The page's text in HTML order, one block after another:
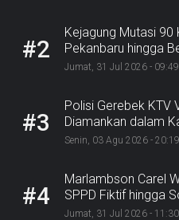
#2
Kejagung Mutasi 90
Pekanbaru hingga
Jumat, 31 Jul 2026 -
#3
Polisi Gerebek KTV
Diamankan dalam
Senin, 03 Agu 2026 -
#4
Marlambson Carel
SPPD Fiktif hingga
Jumat, 31 Jul 2026 -